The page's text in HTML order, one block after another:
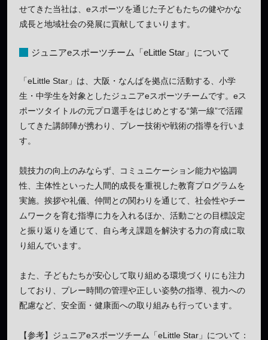
せてきた当社は、eスポーツを通じた子どもたちの健やかな
成長と地域社会の発展に貢献してまいります。
ジュニアeスポーツチーム「eLittle Star」について
「eLittle Star」は、大阪・なんばを拠点に活動する、小学
生・中学生を対象としたジュニアeスポーツチームです。eス
ポーツタイトルの元プロ選手をはじめとする“第一線”で活躍
してきた講師陣が携わり、プレー技術や戦術の指導を行いま
す。
競技力の向上のみならず、コミュニケーション能力や協調
性、主体性といった人間的成長を重視した教育プログラムを
実施。挨拶や礼儀、仲間との関わりを通じて、社会性やチー
ムワークを育む指導に力を入れるほか、活動ごとの目標設定
と振り返りを通じて、自ら考え課題を解決する力の育成に取
り組んでいます。
また、子どもたちが安心して取り組める環境づくりにも注力
しており、プレー時間の管理や正しい姿勢の指導、視力への
配慮など、安全面・健康面への取り組みも行っています。
【参考】ジュニアeスポーツチーム「eLittle Star」について：